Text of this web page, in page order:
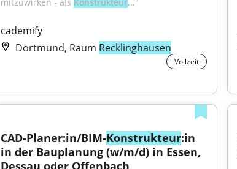
cademify
Dortmund, Raum Recklinghausen
Vollzeit
CAD-Planer:in/BIM-Konstrukteur:in
in der Bauplanung (w/m/d) in Essen,
Dessau oder Offenbach